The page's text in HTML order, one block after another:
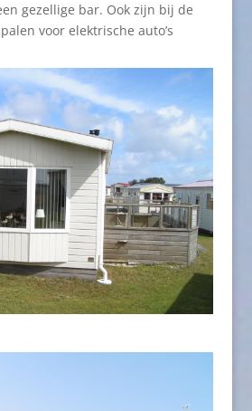
gezellige bar. Ook zijn bij de
voor elektrische auto’s